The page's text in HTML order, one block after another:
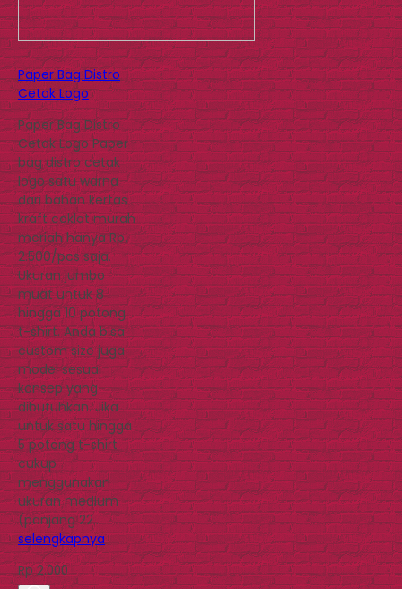
Paper Bag Distro
Cetak Logo
Paper Bag Distro
Cetak Logo Paper
bag distro cetak
logo satu warna
dari bahan kertas
kraft coklat murah
meriah hanya Rp.
2.500/pcs saja.
Ukuran jumbo
muat untuk 8
hingga 10 potong
t-shirt. Anda bisa
custom size juga
model sesuai
konsep yang
dibutuhkan. Jika
untuk satu hingga
5 potong t-shirt
cukup
menggunakan
ukuran medium
(panjang 22…
selengkapnya
Rp 2.000